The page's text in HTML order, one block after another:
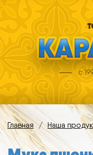
Главная / Наша